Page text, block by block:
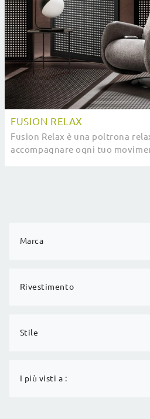
Marca
Rivestimento
Stile
I più visti a :
FUSION RELAX
Fusion Relax è una poltrona
accompagnare ogni tuo